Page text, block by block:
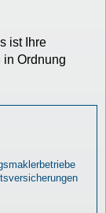
ist Ihre
in Ordnung